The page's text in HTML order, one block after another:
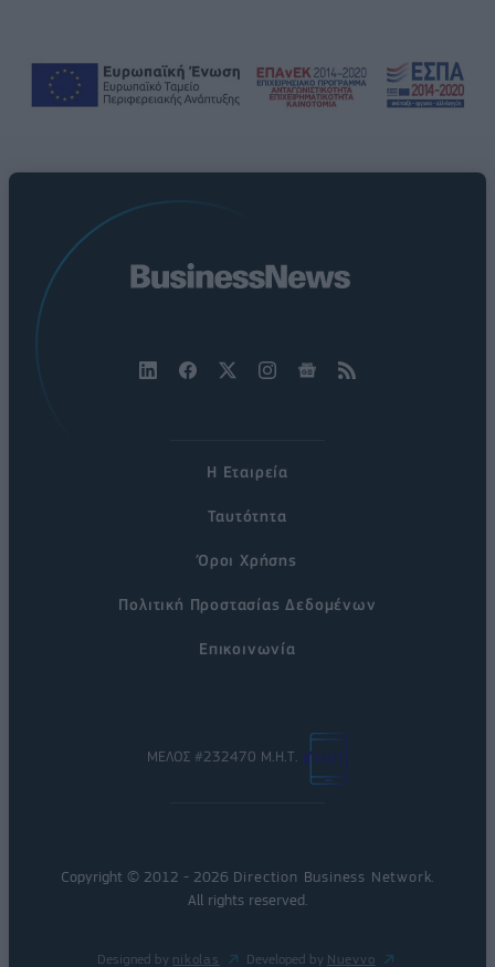
Η Εταιρεία
Ταυτότητα
Όροι Χρήσης
Πολιτική Προστασίας Δεδομένων
Επικοινωνία
ΜΕΛΟΣ #232470 Μ.Η.Τ.
Copyright © 2012 - 2026 Direction Business Network
All rights reserved.
Designed by nikolas Developed by Nuevvo